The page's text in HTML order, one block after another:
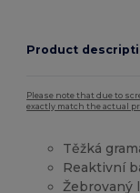
Product
Please note that due to
exactly match the actual
Těžká
Reaktivní
Žebrovaný